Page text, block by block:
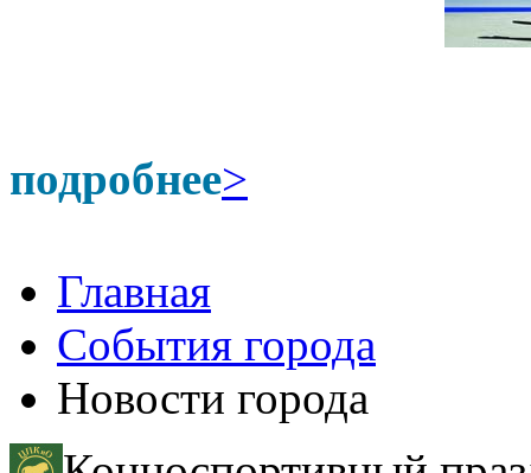
подробнее>
Главная
События города
Новости города